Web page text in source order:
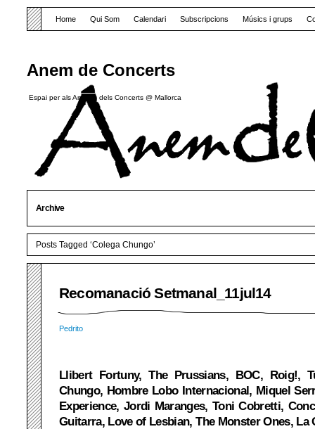
Anem de Concerts
Espai per als Amants dels Concerts @ Mallorca
Home Qui Som Calendari Subscripcions Músics i grups
Archive
Posts Tagged ‘Colega Chungo’
Recomanació Setmanal_11jul14
Pedrito
Llibert Fortuny, The Prussians, BOC, Roig!,
Chungo, Hombre Lobo Internacional, Miquel
Experience, Jordi Maranges, Toni Cobretti,
Guitarra, Love of Lesbian, The Monster Ones,